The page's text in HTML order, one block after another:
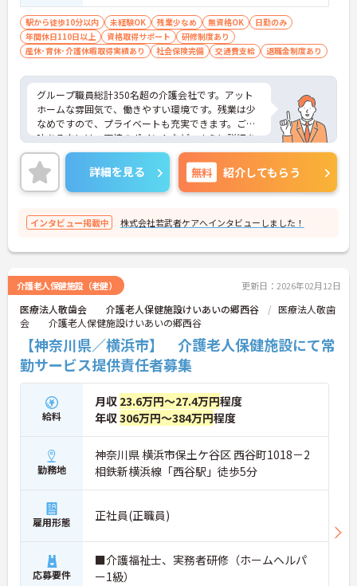
動車運転免許（原付バイク、ＡＴ限定可）
駅から徒歩10分以内 未経験OK 残業少なめ 無資格OK
日勤のみ
年間休日110日以上
資格取得サポート
研修制度あり
産休･育休･介護休暇取得実績あり
社会保険完備 交通費支給 退職金制度あり
グループ職員総計350名超の介護会社です。アット
ホームな雰囲気で、働きやすい環境です。残業は少
なめですので、プライベートも充実できます。ご興
味ある方には、面接のポイントなど、さらに詳細を
お話致しますのでお気軽にご相談ください。
詳細を見る 無料 紹介してもらう
インタビュー掲載中 株式会社若武者ケアへインタビューしました！
介護老人保健施設（老健） 更新日：2026年02月12日
医療法人敬歯会 介護老人保健施設けいあいの郷西谷
医療法人敬歯
会 介護老人保健施設けいあいの郷西谷
【神奈川県／横浜市】 介護老人保健施設にて常
勤サービス提供責任者募集
給料
月収 23.6万円～27.4万円程度
年収306万円～384万円程度
勤務地
神奈川県 横浜市保土ケ谷区 西谷町1018－2
相鉄新横浜線「西谷駅」徒歩5分
雇用形態 正社員(正職員)
応募要件
■介護福祉士、実務者研修（ホームヘルパ
ー1級）